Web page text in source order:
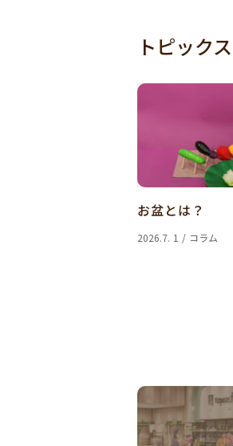
トピックス
お盆とは？
2026.7. 1 / コラム